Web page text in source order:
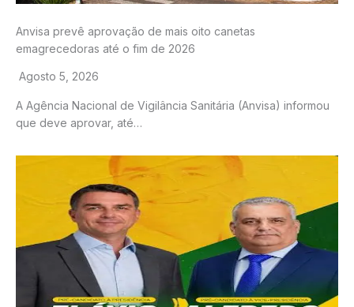
Anvisa prevê aprovação de mais oito canetas
emagrecedoras até o fim de 2026
Agosto 5, 2026
A Agência Nacional de Vigilância Sanitária (Anvisa) informou
que deve aprovar, até…